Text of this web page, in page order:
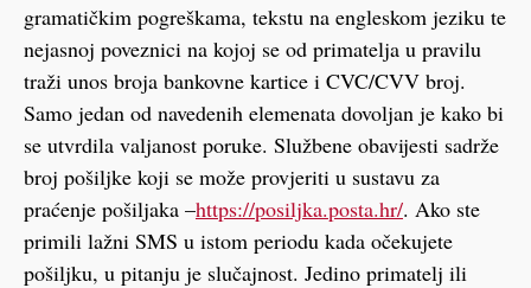
gramatičkim pogreškama, tekstu na engleskom jeziku te
nejasnoj poveznici na kojoj se od primatelja u pravilu
traži unos broja bankovne kartice i CVC/CVV broj.
Samo jedan od navedenih elemenata dovoljan je kako bi
se utvrdila valjanost poruke. Službene obavijesti sadrže
broj pošiljke koji se može provjeriti u sustavu za
praćenje pošiljaka –https://posiljka.posta.hr/. Ako ste
primili lažni SMS u istom periodu kada očekujete
pošiljku, u pitanju je slučajnost. Jedino primatelj ili